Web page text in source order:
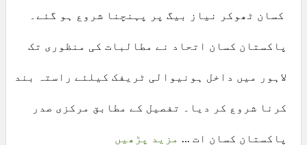
کسان ٹھوکر نیاز بیگ پر پہنچنا شروع ہو گئے۔
پاکستان کسان اتحاد نے مطالبات کی منظوری تک
لاہور میں داخل ہونیوالی ٹریفک کیلئے راستہ بند
کرنا شروع کر دیا۔ تفصیل کے مطابق مرکزی صدر
پاکستان کسان ات ... مزید پڑھیں